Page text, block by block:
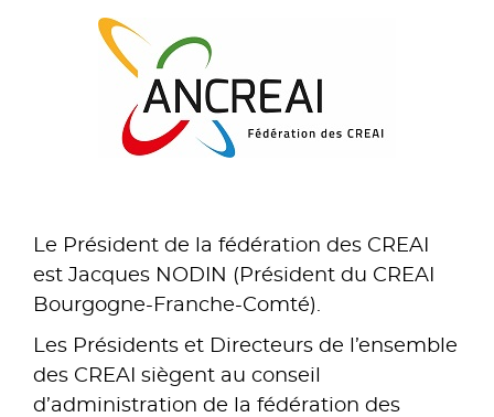
Le Président de la fédération des CREAI
est Jacques NODIN (Président du CREAI
Bourgogne-Franche-Comté).
Les Présidents et Directeurs de l’ensemble
des CREAI siègent au conseil
d’administration de la fédération des